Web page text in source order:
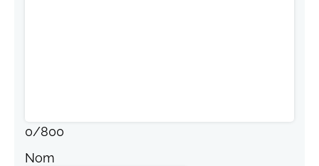
0/800
Nom